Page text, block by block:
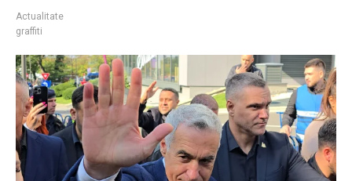
Actualitate
graffiti